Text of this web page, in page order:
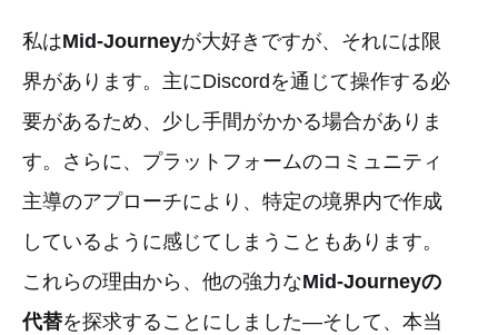
私はMid-Journeyが大好きですが、それには限
界があります。主にDiscordを通じて操作する必
要があるため、少し手間がかかる場合がありま
す。さらに、プラットフォームのコミュニティ
主導のアプローチにより、特定の境界内で作成
しているように感じてしまうこともあります。
これらの理由から、他の強力なMid-Journeyの
代替を探求することにしました—そして、本当